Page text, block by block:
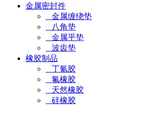
金属密封件
金属缠绕垫
八角垫
金属平垫
波齿垫
橡胶制品
丁氰胶
氟橡胶
天然橡胶
硅橡胶